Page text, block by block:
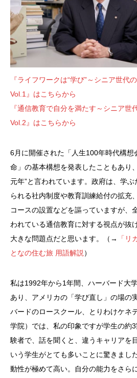
『ライフワークは“学び”～シニア世代
Vol.1』はこちらから
『通信教育で自分を満たす～シニア世
Vol.2』はこちらから
6月に開催された「人生100年時代構想
命」の基本構想を発表したこともあり
元年”と言われています。政府は、学
られる社内制度や教育訓練給付の拡充
コースの設置などを謳っていますが、
われている通信教育に対する視点が抜
大きな問題点だと思います。（→
「リ
となの住む旅 用語解説 ）
私は1992年から1年間、ハーバード大
あり、アメリカの「学び直し」の場の
バードのロースクール、とりわけケネ
学院）では、私の印象ですが学生の約
験者で、話を聞くと、違うキャリアを
いう学生がとても多いことに驚きまし
動性が極めて高い。自分の能力をさら